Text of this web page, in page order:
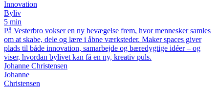
Innovation
Byliv
5 min
På Vesterbro vokser en ny bevægelse frem, hvor mennesker samles
om at skabe, dele og lære i åbne værksteder. Maker spaces giver
plads til både innovation, samarbejde og bæredygtige idéer – og
viser, hvordan bylivet kan få en ny, kreativ puls.
Johanne Christensen
Johanne
Christensen